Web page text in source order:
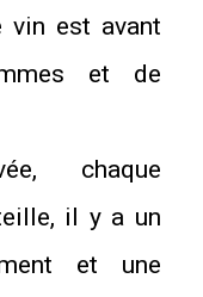
vin est avant
et de
chaque
il y a un
et une